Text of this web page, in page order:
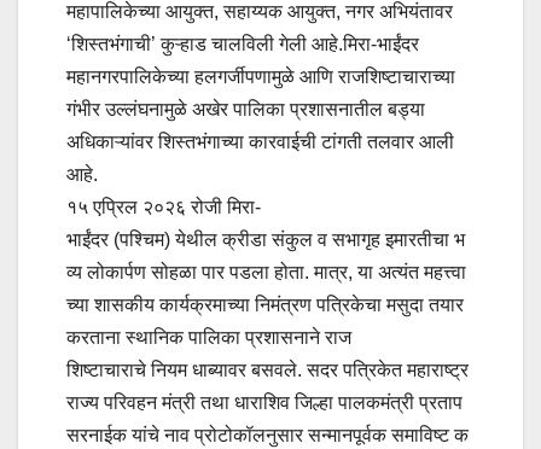
महापालिकेच्या आयुक्त, सहाय्यक आयुक्त, नगर अभियंतावर
‘शिस्तभंगाची’ कुऱ्हाड चालविली गेली आहे.मिरा-भाईंदर
महानगरपालिकेच्या हलगर्जीपणामुळे आणि राजशिष्टाचाराच्या
गंभीर उल्लंघनामुळे अखेर पालिका प्रशासनातील बड्या
अधिकाऱ्यांवर शिस्तभंगाच्या कारवाईची टांगती तलवार आली
आहे.
१५ एप्रिल २०२६ रोजी मिरा-
भाईंदर (पश्चिम) येथील क्रीडा संकुल व सभागृह इमारतीचा भ
व्य लोकार्पण सोहळा पार पडला होता. मात्र, या अत्यंत महत्त्वा
च्या शासकीय कार्यक्रमाच्या निमंत्रण पत्रिकेचा मसुदा तयार
करताना स्थानिक पालिका प्रशासनाने राज
शिष्टाचाराचे नियम धाब्यावर बसवले. सदर पत्रिकेत महाराष्ट्र
राज्य परिवहन मंत्री तथा धाराशिव जिल्हा पालकमंत्री प्रताप
सरनाईक यांचे नाव प्रोटोकॉलनुसार सन्मानपूर्वक समाविष्ट क